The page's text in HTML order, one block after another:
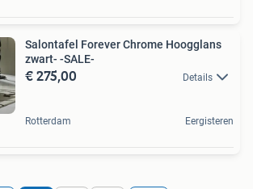
Salontafel Forever Chrome Hoogglans
zwart- -SALE-
€ 275,00 Details
Rotterdam Eergisteren